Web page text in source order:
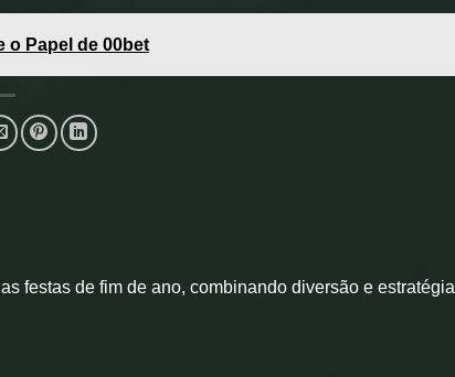
o Papel de 00bet
festas de fim de ano, combinando diversão e estratégia